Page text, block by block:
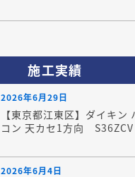
施工実績
2026年6月29日
【東京都江東区】ダイキン
コン 天カセ1方向
2026年6月4日